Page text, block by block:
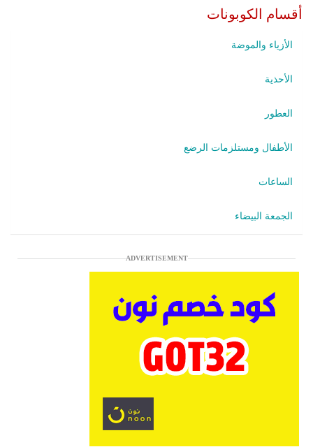
أقسام الكوبونات
الأزياء والموضة
الأحذية
العطور
الأطفال ومستلزمات الرضع
الساعات
الجمعة البيضاء
ADVERTISEMENT